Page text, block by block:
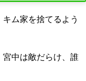
ム家を捨てるよう
宮中は敵だらけ、誰